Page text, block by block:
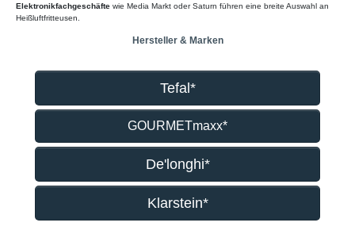
Elektronikfachgeschäfte wie Media Markt oder Saturn führen eine breite Auswahl an
Heißluftfritteusen.
Hersteller & Marken
Tefal*
GOURMETmaxx*
De'longhi*
Klarstein*